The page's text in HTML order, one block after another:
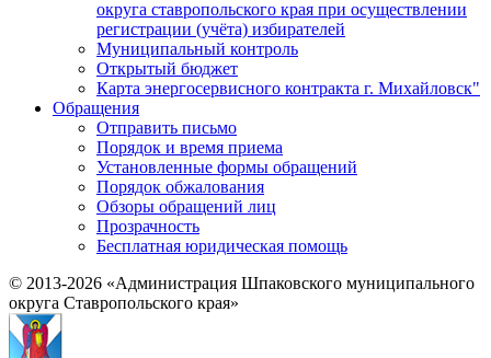
округа ставропольского края при осуществлении
регистрации (учёта) избирателей
Муниципальный контроль
Открытый бюджет
Карта энергосервисного контракта г. Михайловск"
Обращения
Отправить письмо
Порядок и время приема
Установленные формы обращений
Порядок обжалования
Обзоры обращений лиц
Прозрачность
Бесплатная юридическая помощь
© 2013-2026 «Администрация Шпаковского муниципального
округа Ставропольского края»